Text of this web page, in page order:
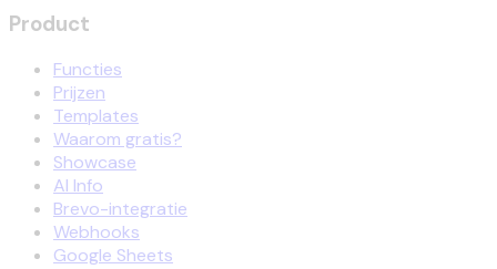
Product
Functies
Prijzen
Templates
Waarom gratis?
Showcase
AI Info
Brevo-integratie
Webhooks
Google Sheets